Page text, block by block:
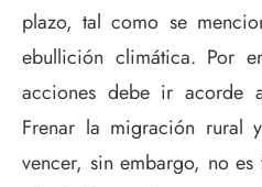
plazo, tal como se
ebullición climática. Por
acciones debe ir acorde
Frenar la migración
vencer, sin embargo, no